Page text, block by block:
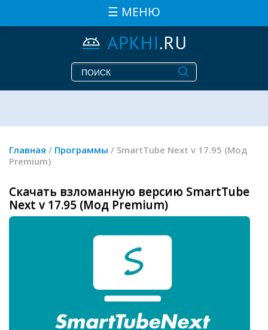
☰ МЕНЮ
Главная / Программы / SmartTube Next v 17.95 (Мод
Premium)
Скачать взломанную версию SmartTube
Next v 17.95 (Мод Premium)